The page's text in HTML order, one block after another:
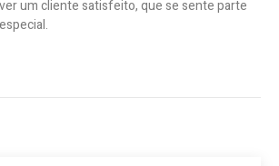
um cliente satisfeito, que se sente parte